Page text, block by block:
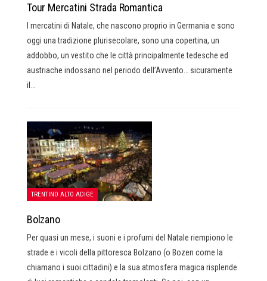
Tour Mercatini Strada Romantica
I mercatini di Natale, che nascono proprio in Germania e sono
oggi una tradizione plurisecolare, sono una copertina, un
addobbo, un vestito che le città principalmente tedesche ed
austriache indossano nel periodo dell’Avvento… sicuramente
il…
TRENTINO ALTO ADIGE
Bolzano
Per quasi un mese, i suoni e i profumi del Natale riempiono le
strade e i vicoli della pittoresca Bolzano (o Bozen come la
chiamano i suoi cittadini) e la sua atmosfera magica risplende